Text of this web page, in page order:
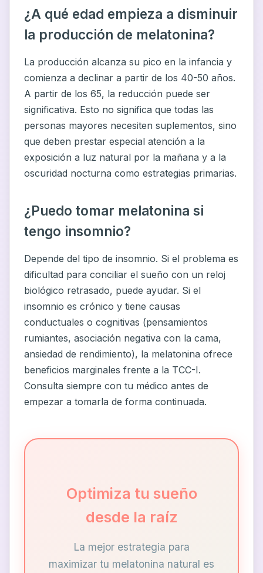
¿A qué edad empieza a disminuir
la producción de melatonina?
La producción alcanza su pico en la infancia y
comienza a declinar a partir de los 40-50 años.
A partir de los 65, la reducción puede ser
significativa. Esto no significa que todas las
personas mayores necesiten suplementos, sino
que deben prestar especial atención a la
exposición a luz natural por la mañana y a la
oscuridad nocturna como estrategias primarias.
¿Puedo tomar melatonina si
tengo insomnio?
Depende del tipo de insomnio. Si el problema es
dificultad para conciliar el sueño con un reloj
biológico retrasado, puede ayudar. Si el
insomnio es crónico y tiene causas
conductuales o cognitivas (pensamientos
rumiantes, asociación negativa con la cama,
ansiedad de rendimiento), la melatonina ofrece
beneficios marginales frente a la TCC-I.
Consulta siempre con tu médico antes de
empezar a tomarla de forma continuada.
Optimiza tu sueño
desde la raíz
La mejor estrategia para
maximizar tu melatonina natural es